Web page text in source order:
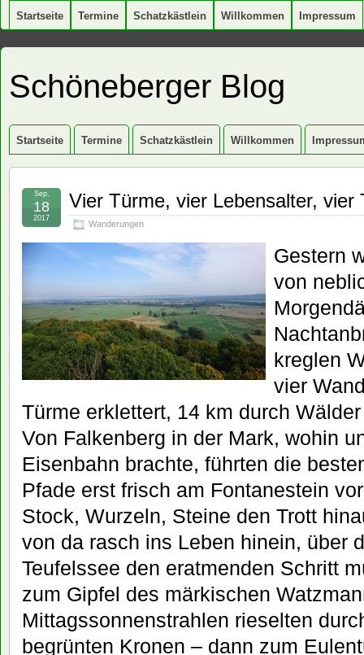
Startseite Termine Schatzkästlein Willkommen Impressum
Schöneberger Blog
Startseite Termine Schatzkästlein Willkommen
Vier Türme, vier Lebensalter, vier
Wanderungen
Sep.
18
2017
Gestern
von
kreglen
vier
Türme erklettert, 14 km durch
Von Falkenberg in der Mark, wohin
Eisenbahn brachte, führten die
Pfade erst frisch am Fontanestein
Stock, Wurzeln, Steine den Trott
von da rasch ins Leben hinein, über
Teufelssee den eratmenden Schritt
zum Gipfel des märkischen
Mittagssonnenstrahlen rieselten
begrünten Kronen – dann zum